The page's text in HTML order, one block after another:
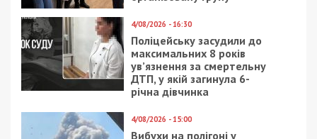
Читайте також
Предыдущая статья:
Офіцер військової частини підписав
фіктивний ремонт техніки на 650 тисяч
гривень